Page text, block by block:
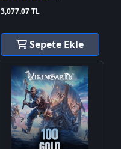
3,077.07 TL
Sepete Ekle